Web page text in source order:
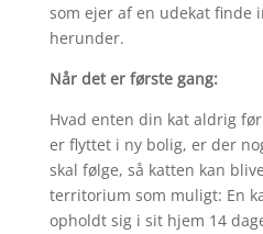
som ejer af en udekat finde
herunder.
Når det er første gang:
Hvad enten din kat aldrig
er flyttet i ny bolig, er der
skal følge, så katten kan
territorium som muligt: En
opholdt sig i sit hjem 14